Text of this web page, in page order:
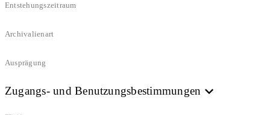
Entstehungszeitraum
Archivalienart
Ausprägung
Zugangs- und Benutzungsbestimmungen